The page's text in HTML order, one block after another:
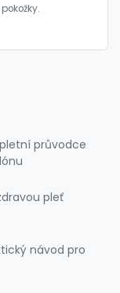
průvodce
pleť
návod pro